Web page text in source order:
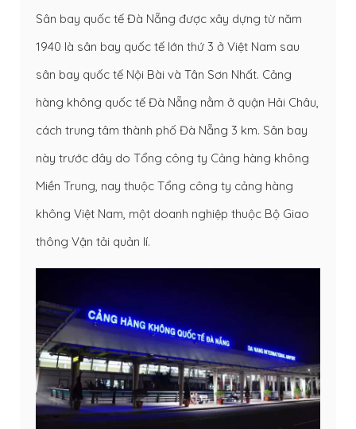
Sân bay quốc tế Đà Nẵng được xây dựng từ năm
1940 là sân bay quốc tế lớn thứ 3 ở Việt Nam sau
sân bay quốc tế Nội Bài và Tân Sơn Nhất. Cảng
hàng không quốc tế Đà Nẵng nằm ở quận Hải Châu,
cách trung tâm thành phố Đà Nẵng 3 km. Sân bay
này trước đây do Tổng công ty Cảng hàng không
Miền Trung, nay thuộc Tổng công ty cảng hàng
không Việt Nam, một doanh nghiệp thuộc Bộ Giao
thông Vận tải quản lí.